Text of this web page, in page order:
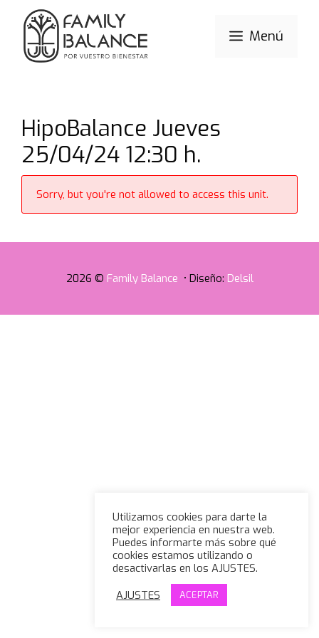
Saltar
contenido
Menú
HipoBalance Jueves
25/04/24 12:30 h.
Sorry, but you're not allowed to access this unit.
2026 © Family Balance • Diseño: Delsil
Utilizamos cookies para darte la
mejor experiencia en nuestra web.
Puedes informarte más sobre qué
cookies estamos utilizando o
desactivarlas en los AJUSTES.
AJUSTES
ACEPTAR